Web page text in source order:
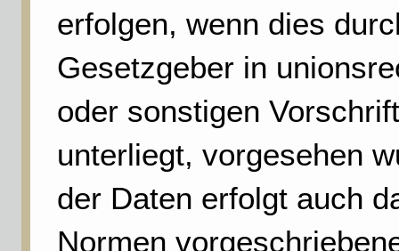
erfolgen, wenn dies
Gesetzgeber in
oder sonstigen
unterliegt, vorgesehen
der Daten erfolgt auch
Normen